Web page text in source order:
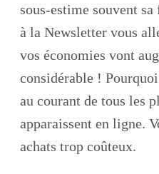
sous-estime souvent
à la Newsletter vous
vos économies vont
considérable !
au courant de tous les
apparaissent en ligne.
achats trop coûteux.